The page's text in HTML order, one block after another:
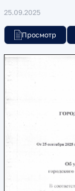
25.09.2025
Просмотр